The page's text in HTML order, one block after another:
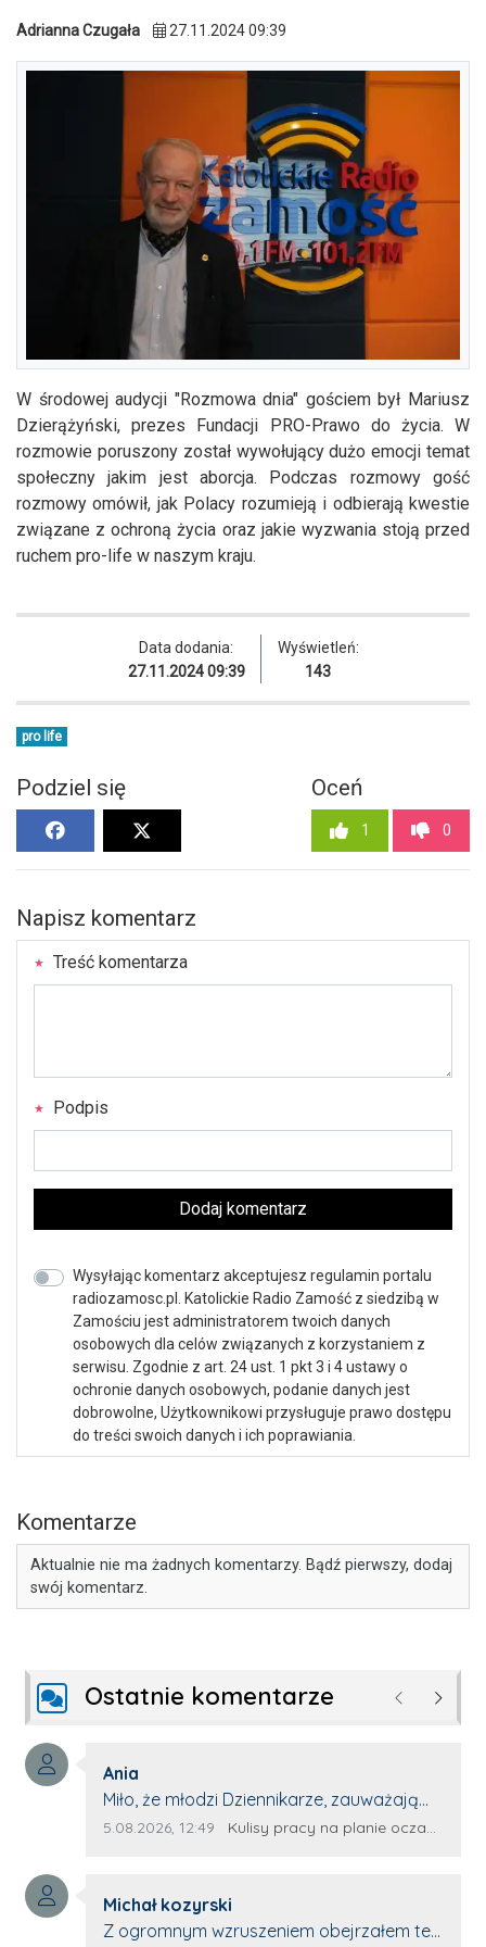
Adrianna Czugała 27.11.2024 09:39
W środowej audycji "Rozmowa dnia" gościem był Mariusz
Dzierążyński, prezes Fundacji PRO-Prawo do życia. W
rozmowie poruszony został wywołujący dużo emocji temat
społeczny jakim jest aborcja. Podczas rozmowy gość
rozmowy omówił, jak Polacy rozumieją i odbierają kwestie
związane z ochroną życia oraz jakie wyzwania stoją przed
ruchem pro-life w naszym kraju.
Data dodania:
27.11.2024 09:39
Wyświetleń:
143
pro life
Podziel się Oceń
1 0
Napisz komentarz
Treść komentarza
Podpis
Dodaj komentarz
Wysyłając komentarz akceptujesz regulamin portalu
radiozamosc.pl. Katolickie Radio Zamość z siedzibą w
Zamościu jest administratorem twoich danych
osobowych dla celów związanych z korzystaniem z
serwisu. Zgodnie z art. 24 ust. 1 pkt 3 i 4 ustawy o
ochronie danych osobowych, podanie danych jest
dobrowolne, Użytkownikowi przysługuje prawo dostępu
do treści swoich danych i ich poprawiania.
Komentarze
Aktualnie nie ma żadnych komentarzy. Bądź pierwszy, dodaj
swój komentarz.
Ostatnie komentarze Poprzednie
Autor komentarza:
Ania
Treść komentarza:
Miło, że młodzi Dziennikarze, zauważają
młode talenty, które dopiero wkraczają
z nim wywiad, który przeprowadzi Pan
Artur.
Data dodania komentarza:
5.08.2026, 12:49 Źródło komentarza:
Kulisy pracy na planie oczami młodego filmowca
Autor komentarza:
Michał kozyrski
Treść komentarza:
Z ogromnym wzruszeniem obejrzałem ten